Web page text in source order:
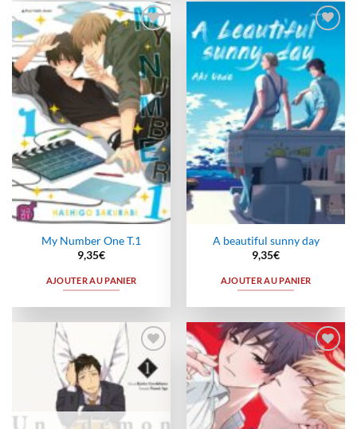
Ajouter
à la
wishlist
My Number One T.1
9,35€
AJOUTER AU PANIER
Ajouter
à la
wishlist
A beautiful sunny day
9,35€
AJOUTER AU PANIER
Ajouter
à la
wishlist
Ajouter
à la
wishlist